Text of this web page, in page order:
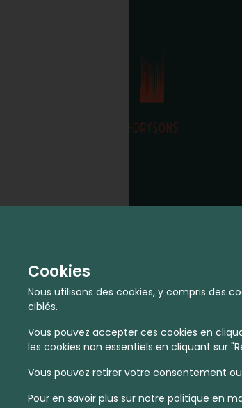
Cookies
Nous utilisons des cookies, y compris des
ciblés.
Vous pouvez accepter ces cookies en
les cookies non essentiels en cliquant sur
Vous pouvez retirer votre consentement
Pour en savoir plus sur notre politique en